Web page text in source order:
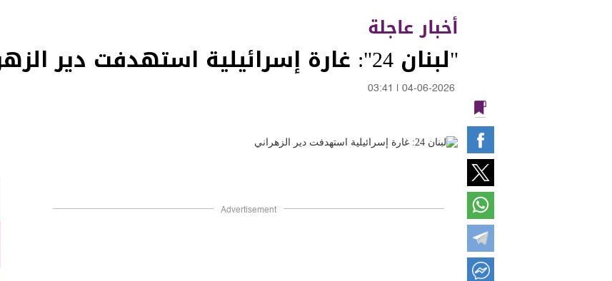
أخبار عاجلة
"لبنان 24": غارة إسرائيلية استهدفت دير الزهراني
04-06-2026
03:41
Advertisement